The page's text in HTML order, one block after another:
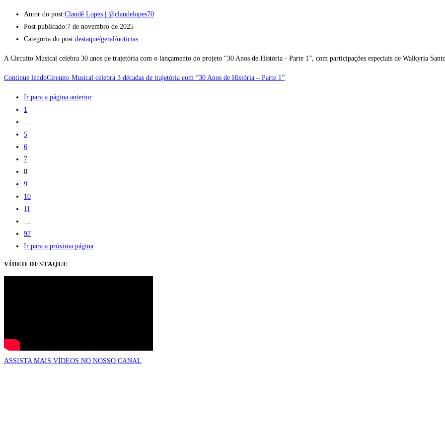
Autor do post:Claudê Lopes | @claudelopes70
Post publicado:7 de novembro de 2025
Categoria do post:destaque/geral/noticias
A Circuito Musical celebra 30 anos de trajetória com o lançamento do projeto “30 Anos de História - Parte 1”, com participações especiais de Walkyria
Continue lendoCircuito Musical celebra 3 décadas de trajetória com “30 Anos de História – Parte 1”
Ir para a página anterior
1
…
5
6
7
8
9
10
11
…
97
Ir para a próxima página
VÍDEO DESTAQUE
ASSISTA MAIS VÍDEOS NO NOSSO CANAL